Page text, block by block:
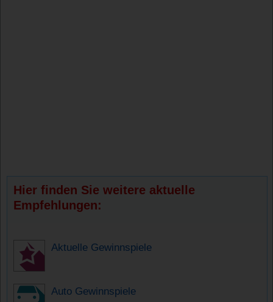
Hier finden Sie weitere aktuelle
Empfehlungen:
Aktuelle Gewinnspiele
Auto Gewinnspiele